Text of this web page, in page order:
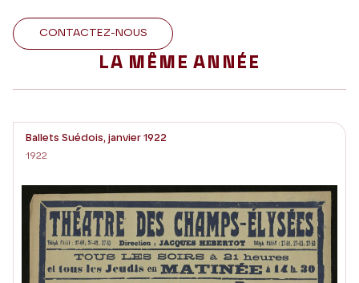
CONTACTEZ-NOUS
LA MÊME ANNÉE
Ballets Suédois, janvier 1922
1922